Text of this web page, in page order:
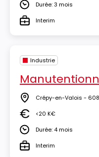
DuréeDurée: 3 mois
TypeInterim
Industrie
Lieu Crépy-en-Valois -
Salaire<20 K€
DuréeDurée: 4 mois
TypeInterim